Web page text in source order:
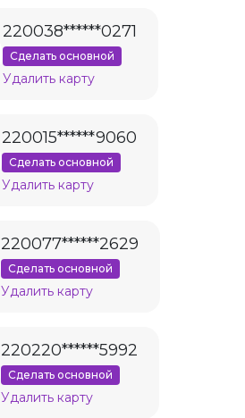
220038******0271
Сделать основной
Удалить карту
220015******9060
Сделать основной
Удалить карту
220077******2629
Сделать основной
Удалить карту
220220******5992
Сделать основной
Удалить карту